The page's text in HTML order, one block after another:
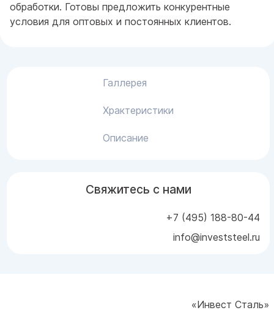
обработки. Готовы предложить конкурентные
условия для оптовых и постоянных клиентов.
Галлерея
Храктеристики
Описание
Свяжитесь с нами
+7 (495) 188-80-44
info@investsteel.ru
«Инвест Сталь»